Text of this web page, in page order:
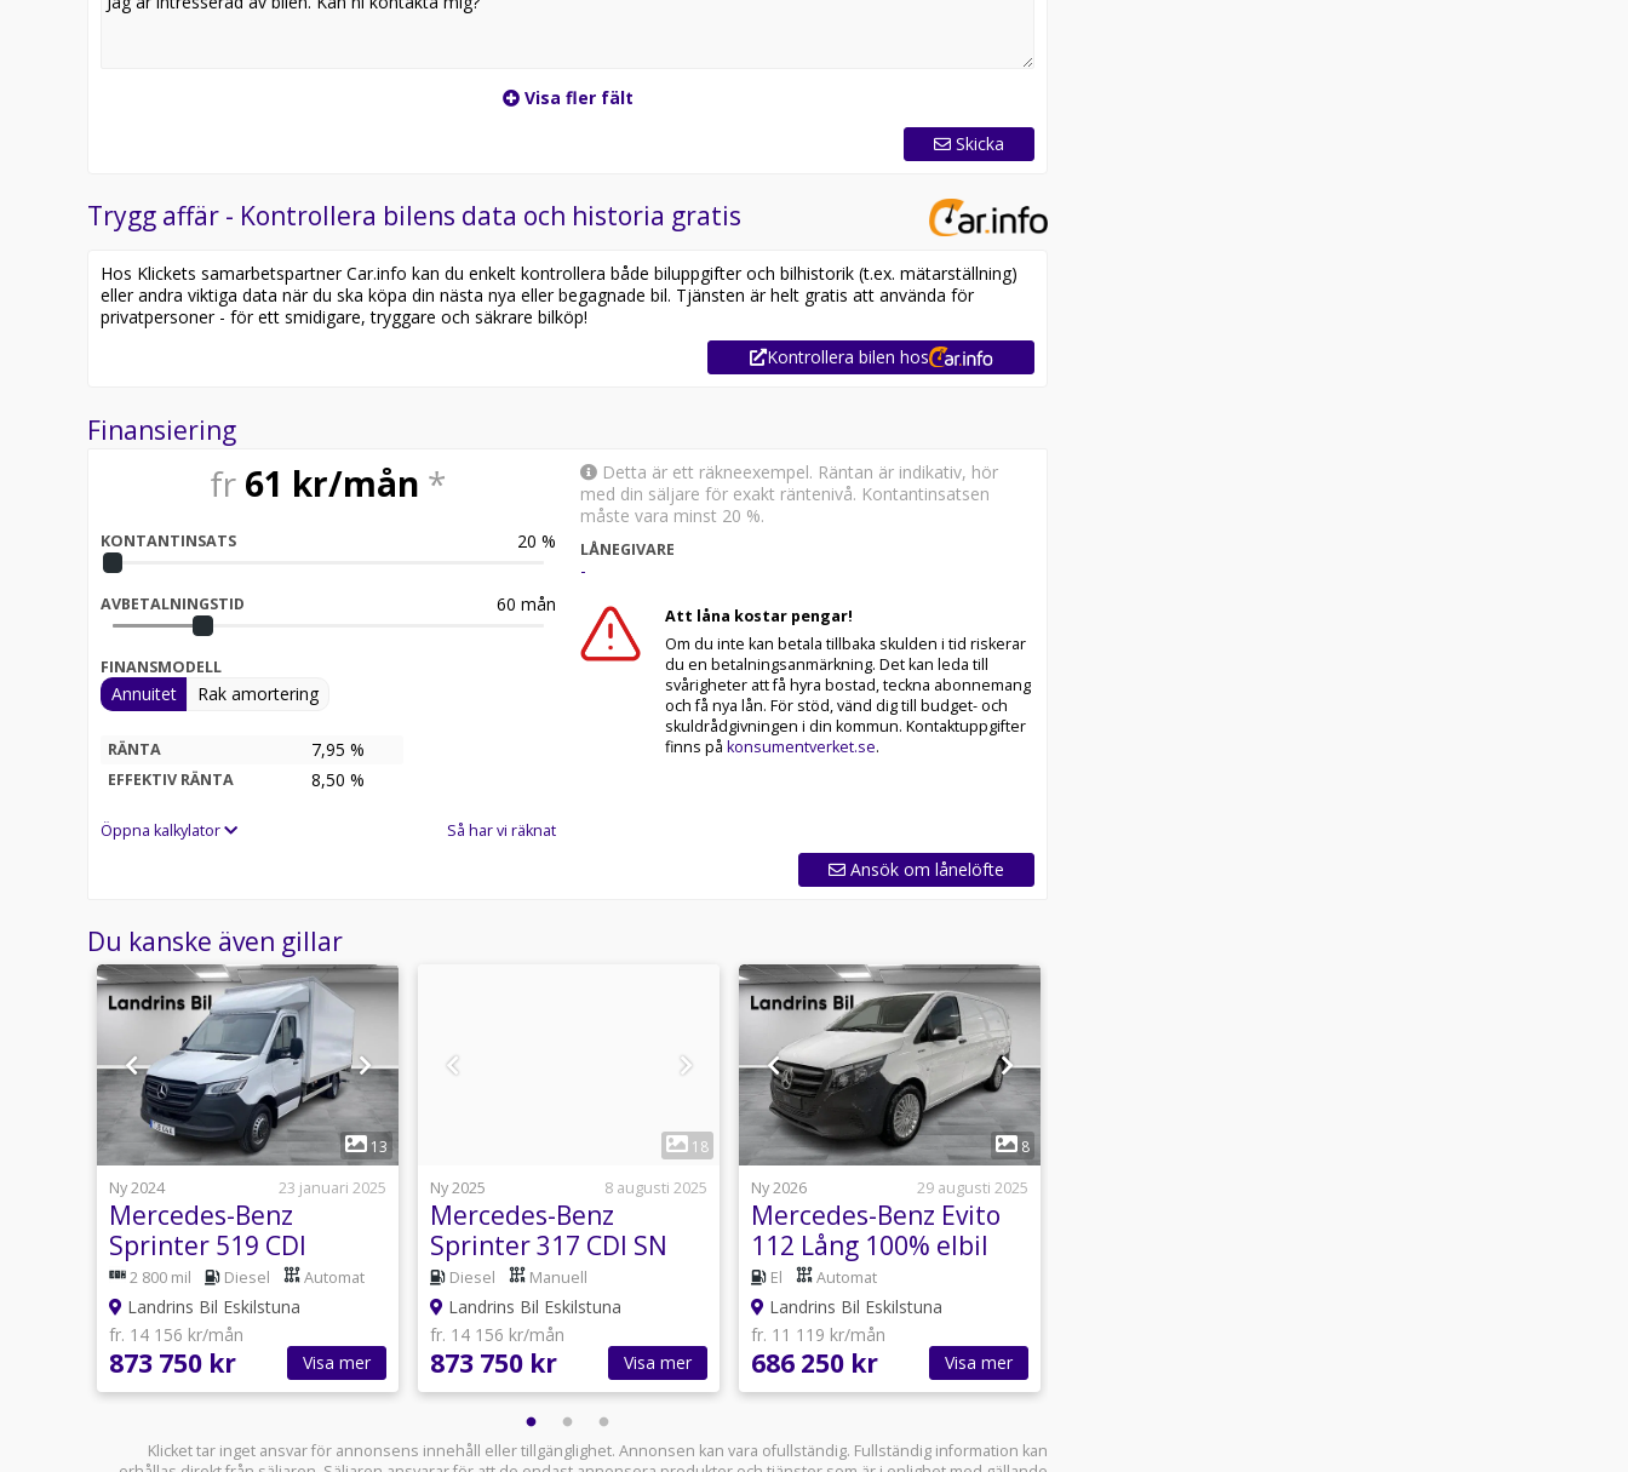
Villkor:
· Businessleasing med garanterat återköp
samtidigt ha en pålitlig arbetsbil som förenklar vardagen.
Begränsat antal bilar i lager – först till kvarn gäller.
Visa fler fält
Skicka
Trygg affär - Kontrollera bilens data och historia gratis
Hos Klickets samarbetspartner Car.info kan du enkelt kontrollera både biluppgifter och bilhistorik (t.ex. mätarställning)
eller andra viktiga data när du ska köpa din nästa nya eller begagnade bil. Tjänsten är helt gratis att använda för
privatpersoner - för ett smidigare, tryggare och säkrare bilköp!
Kontrollera bilen hos
Finansiering
fr 61 kr/mån *
KONTANTINSATS 20 %
AVBETALNINGSTID 60 mån
FINANSMODELL
Annuitet Rak amortering
RÄNTA 7,95 %
EFFEKTIV RÄNTA 8,50 %
Öppna kalkylator Så har vi räknat
Detta är ett räkneexempel. Räntan är indikativ, hör
med din säljare för exakt räntenivå. Kontantinsatsen
måste vara minst 20 %.
LÅNEGIVARE
-
Att låna kostar pengar!
Om du inte kan betala tillbaka skulden i tid riskerar
du en betalningsanmärkning. Det kan leda till
svårigheter att få hyra bostad, teckna abonnemang
och få nya lån. För stöd, vänd dig till budget- och
skuldrådgivningen i din kommun. Kontaktuppgifter
finns på konsumentverket.se.
Ansök om lånelöfte
Du kanske även gillar
1
13
Ny 2024
23 januari 2025
Mercedes-Benz
Sprinter 519 CDI
Volymskåp
Bakgavellyft C-Kort
2 800 mil Diesel Automat
Landrins Bil Eskilstuna
fr. 14 156 kr/mån
873 750 kr Visa mer
18
Ny 2025
8 augusti 2025
Mercedes-Benz
Sprinter 317 CDI SN
Protop Volymskåp
Omg.lev
Diesel Manuell
Landrins Bil Eskilstuna
fr. 14 156 kr/mån
873 750 kr Visa mer
8
Ny 2026
29 augusti 2025
Mercedes-Benz Evito
112 Lång 100% elbil
omgående leverans
El Automat
Landrins Bil Eskilstuna
fr. 11 119 kr/mån
686 250 kr Visa mer
Klicket tar inget ansvar för annonsens innehåll eller tillgänglighet. Annonsen kan vara ofullständig. Fullständig information kan